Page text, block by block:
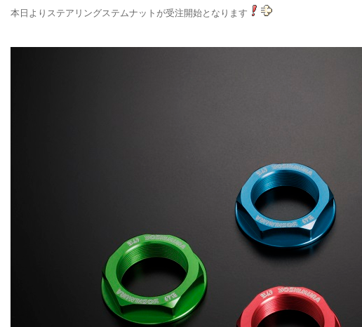
本日よりステアリングステムナットが受注開始となります